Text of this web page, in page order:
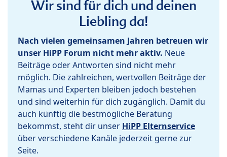
Wir sind für dich und deinen
Liebling da!
Nach vielen gemeinsamen Jahren betreuen wir
unser HiPP Forum nicht mehr aktiv. Neue
Beiträge oder Antworten sind nicht mehr
möglich. Die zahlreichen, wertvollen Beiträge der
Mamas und Experten bleiben jedoch bestehen
und sind weiterhin für dich zugänglich. Damit du
auch künftig die bestmögliche Beratung
bekommst, steht dir unser HiPP Elternservice
über verschiedene Kanäle jederzeit gerne zur
Seite.